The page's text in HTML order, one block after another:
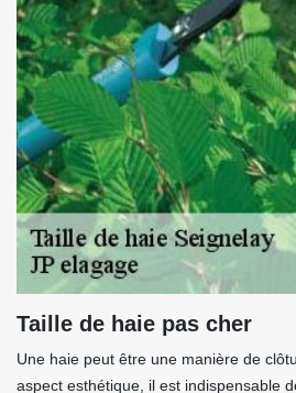
Taille de haie pas cher
Une haie peut être une manière de
aspect esthétique, il est indispensable